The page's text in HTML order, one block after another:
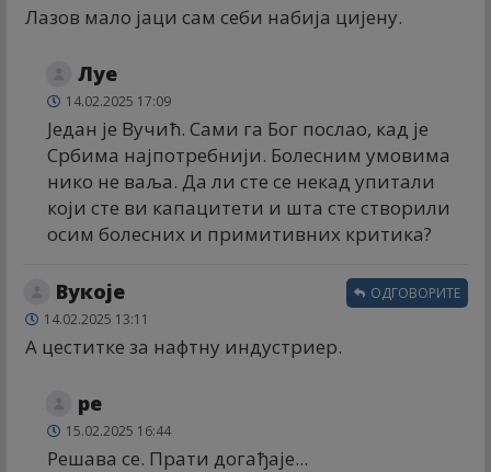
Лазов мало јаци сам себи набија цијену.
Луе
14.02.2025 17:09
Један је Вучић. Сами га Бог послао, кад је
Србима најпотребнији. Болесним умовима
нико не ваља. Да ли сте се некад упитали
који сте ви капацитети и шта сте створили
осим болесних и примитивних критика?
Вукоје
14.02.2025 13:11
А цеститке за нафтну индустриер.
ОДГОВОРИТЕ
ре
15.02.2025 16:44
Решава се. Прати догађаје...